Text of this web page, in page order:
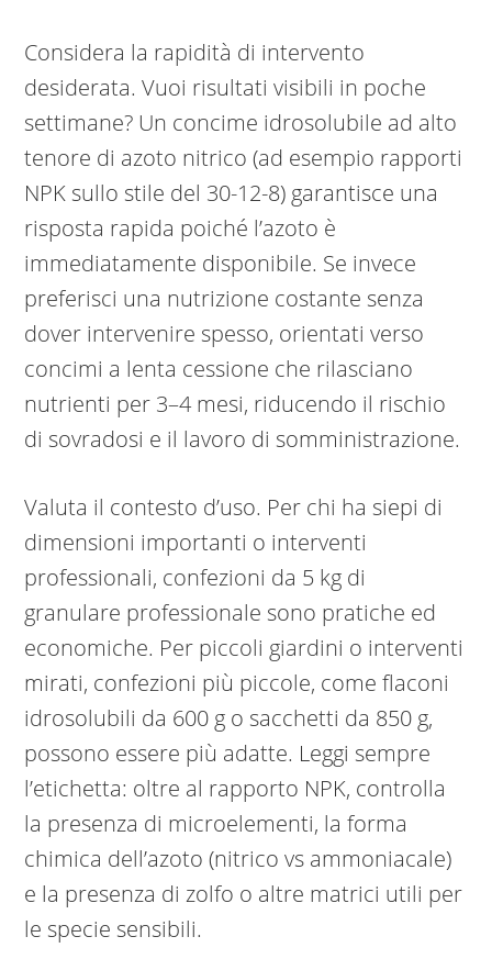
Considera la rapidità di intervento
desiderata. Vuoi risultati visibili in poche
settimane? Un concime idrosolubile ad alto
tenore di azoto nitrico (ad esempio rapporti
NPK sullo stile del 30-12-8) garantisce una
risposta rapida poiché l’azoto è
immediatamente disponibile. Se invece
preferisci una nutrizione costante senza
dover intervenire spesso, orientati verso
concimi a lenta cessione che rilasciano
nutrienti per 3–4 mesi, riducendo il rischio
di sovradosi e il lavoro di somministrazione.
Valuta il contesto d’uso. Per chi ha siepi di
dimensioni importanti o interventi
professionali, confezioni da 5 kg di
granulare professionale sono pratiche ed
economiche. Per piccoli giardini o interventi
mirati, confezioni più piccole, come flaconi
idrosolubili da 600 g o sacchetti da 850 g,
possono essere più adatte. Leggi sempre
l’etichetta: oltre al rapporto NPK, controlla
la presenza di microelementi, la forma
chimica dell’azoto (nitrico vs ammoniacale)
e la presenza di zolfo o altre matrici utili per
le specie sensibili.